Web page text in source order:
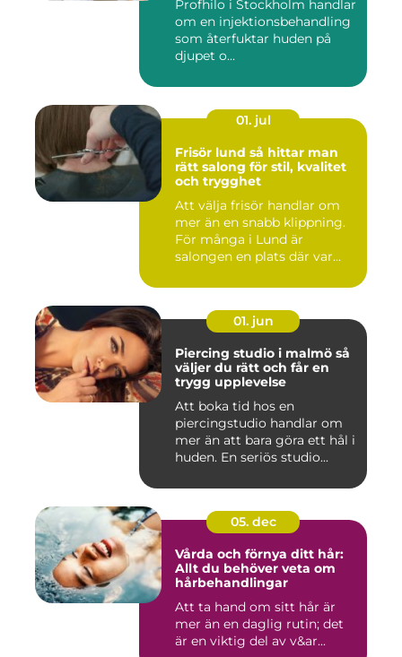
Profhilo i Stockholm handlar
om en injektionsbehandling
som återfuktar huden på
djupet o...
01. jul
Frisör lund så hittar man
rätt salong för stil, kvalitet
och trygghet
Att välja frisör handlar om
mer än en snabb klippning.
För många i Lund är
salongen en plats där var...
01. jun
Piercing studio i malmö så
väljer du rätt och får en
trygg upplevelse
Att boka tid hos en
piercingstudio handlar om
mer än att bara göra ett hål i
huden. En seriös studio...
05. dec
Vårda och förnya ditt hår:
Allt du behöver veta om
hårbehandlingar
Att ta hand om sitt hår är
mer än en daglig rutin; det
är en viktig del av v&ar...